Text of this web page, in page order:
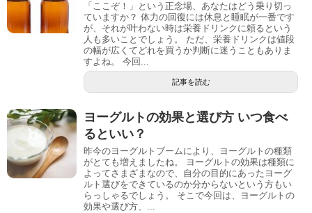
「ここぞ！」という正念場、あなたはどう乗り切っ
ていますか？ 体力の回復には休息と睡眠が一番です
が、それが叶わない時は栄養ドリンクに頼るという
人も多いことでしょう。 ただ、栄養ドリンクは値段
の幅が広くてどれを買うか判断に迷うこともありま
すよね。 今回...
記事を読む
ヨーグルトの効果と選び方 いつ食べ
るといい？
昨今のヨーグルトブームにより、ヨーグルトの種類
がとても増えましたね。 ヨーグルトの効果は種類に
よってさまざまなので、自分の目的にあったヨーグ
ルト選びをできているのか分からないという方もい
らっしゃるでしょう。 そこで今回は、ヨーグルトの
効果や選び方、...